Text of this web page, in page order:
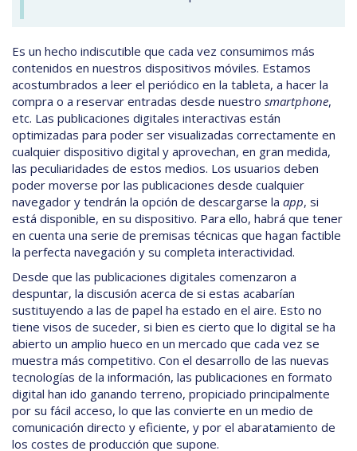
Es un hecho indiscutible que cada vez consumimos más
contenidos en nuestros dispositivos móviles. Estamos
acostumbrados a leer el periódico en la tableta, a hacer la
compra o a reservar entradas desde nuestro smartphone,
etc. Las publicaciones digitales interactivas están
optimizadas para poder ser visualizadas correctamente en
cualquier dispositivo digital y aprovechan, en gran medida,
las peculiaridades de estos medios. Los usuarios deben
poder moverse por las publicaciones desde cualquier
navegador y tendrán la opción de descargarse la app, si
está disponible, en su dispositivo. Para ello, habrá que tener
en cuenta una serie de premisas técnicas que hagan factible
la perfecta navegación y su completa interactividad.
Desde que las publicaciones digitales comenzaron a
despuntar, la discusión acerca de si estas acabarían
sustituyendo a las de papel ha estado en el aire. Esto no
tiene visos de suceder, si bien es cierto que lo digital se ha
abierto un amplio hueco en un mercado que cada vez se
muestra más competitivo. Con el desarrollo de las nuevas
tecnologías de la información, las publicaciones en formato
digital han ido ganando terreno, propiciado principalmente
por su fácil acceso, lo que las convierte en un medio de
comunicación directo y eficiente, y por el abaratamiento de
los costes de producción que supone.